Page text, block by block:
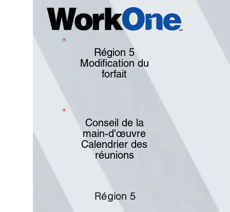
Région 5
Modification du
forfait
Conseil de la
main-d'œuvre
Calendrier des
réunions
Région 5